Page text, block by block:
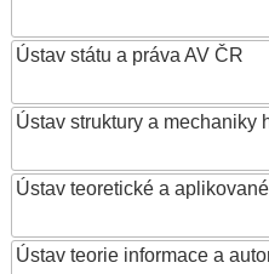
Ústav státu a práva AV ČR
Ústav struktury a mechaniky
Ústav teoretické a
Ústav teorie informace a